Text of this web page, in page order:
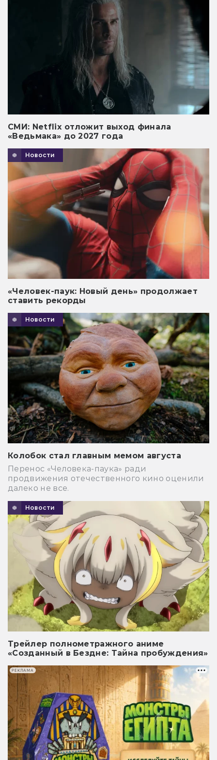
СМИ: Netflix отложит выход финала
«Ведьмака» до 2027 года
Новости
«Человек-паук: Новый день» продолжает
ставить рекорды
Новости
Колобок стал главным мемом августа
Перенос «Человека-паука» ради
продвижения отечественного кино оценили
далеко не все.
Новости
Трейлер полнометражного аниме
«Созданный в Бездне: Тайна пробуждения»
РЕКЛАМА